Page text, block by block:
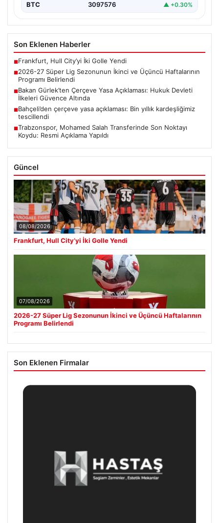
BTC 3097576 ▲ +0.30%
Son Eklenen Haberler
■Frankfurt, Hull City’yi İki Golle Yendi
■2026-27 Süper Lig Sezonunun İkinci ve Üçüncü Haftalarının
Programı Belirlendi
■Bakan Gürlek’ten Çerçeve Yasa Açıklaması: Hukuk Devleti
İlkeleri Güvence Altında
■Bahçeli’den çerçeve yasa açıklaması: Bin yıllık kardeşliğimiz
tescillendi
■Trabzonspor, Mohamed Salah Transferinde Son Noktayı
Koydu: Resmi Açıklama Yapıldı
Güncel
08/08/2026
Frankfurt, Hull City’yi İki Golle Yendi
07/08/2026
2026-27 Süper Lig Sezonunun İkinci ve Üçüncü Haftalarının
Programı Belirlendi
Son Eklenen Firmalar